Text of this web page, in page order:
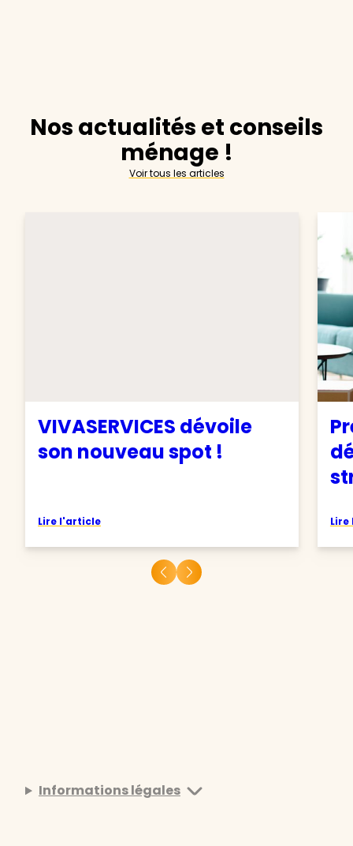
Nos actualités et conseils
ménage !
Voir tous les articles
VIVASERVICES dévoile
son nouveau spot !
Lire l'article
Informations légales